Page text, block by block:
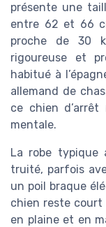
présente une
entre 62 et 66
proche de 30
rigoureuse et
habitué à
allemand de
ce chien d’arrêt
mentale.
La robe typique
truité, parfois
un poil braque
chien reste court
en plaine et en